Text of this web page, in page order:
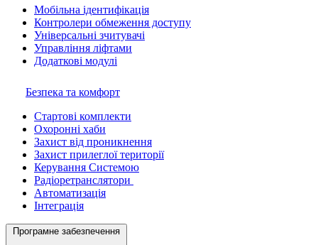
Мобільна ідентифікація
Контролери обмеження доступу
Універсальні зчитувачі
Управління ліфтами
Додаткові модулі
Безпека та комфорт
Стартові комплекти
Охоронні хаби
Захист від проникнення
Захист прилеглої території
Керування Системою
Радіоретранслятори
Автоматизація
Інтеграція
Програмне забезпечення